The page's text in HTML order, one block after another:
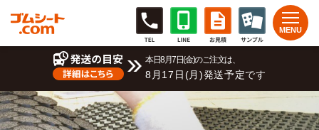
本日8月7日(金)のご注文は、
8月17日(月)発送予定です